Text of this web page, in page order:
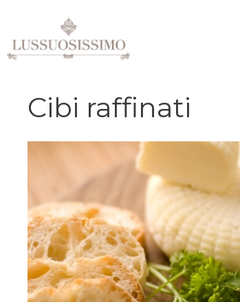
contenuto
Cibi raffinati